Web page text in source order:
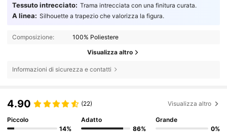
Tessuto intrecciato: Trama intrecciata con una finitura curata.
A linea: Silhouette a trapezio che valorizza la figura.
Composizione: 100% Poliestere
Visualizza altro
Informazioni di sicurezza e contatti
4.90 (22) Visualizza altro
Piccolo
14%
Adatto
86%
Grande
0%